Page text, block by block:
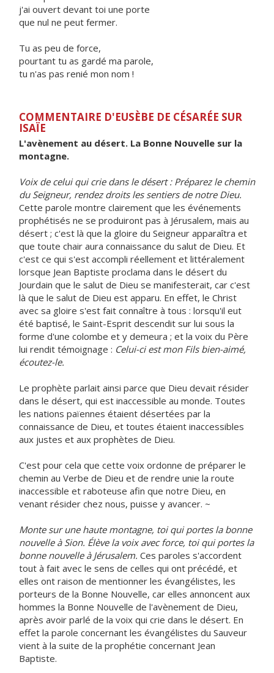
j'ai ouvert devant toi une porte
que nul ne peut fermer.
Tu as peu de force,
pourtant tu as gardé ma parole,
tu n'as pas renié mon nom !
COMMENTAIRE D'EUSÈBE DE CÉSARÉE SUR
ISAÏE
L'avènement au désert. La Bonne Nouvelle sur la
montagne.
Voix de celui qui crie dans le désert : Préparez le chemin
du Seigneur, rendez droits les sentiers de notre Dieu.
Cette parole montre clairement que les événements
prophétisés ne se produiront pas à Jérusalem, mais au
désert ; c'est là que la gloire du Seigneur apparaîtra et
que toute chair aura connaissance du salut de Dieu. Et
c'est ce qui s'est accompli réellement et littéralement
lorsque Jean Baptiste proclama dans le désert du
Jourdain que le salut de Dieu se manifesterait, car c'est
là que le salut de Dieu est apparu. En effet, le Christ
avec sa gloire s'est fait connaître à tous : lorsqu'il eut
été baptisé, le Saint-Esprit descendit sur lui sous la
forme d'une colombe et y demeura ; et la voix du Père
lui rendit témoignage : Celui-ci est mon Fils bien-aimé,
écoutez-le.
Le prophète parlait ainsi parce que Dieu devait résider
dans le désert, qui est inaccessible au monde. Toutes
les nations païennes étaient désertées par la
connaissance de Dieu, et toutes étaient inaccessibles
aux justes et aux prophètes de Dieu.
C'est pour cela que cette voix ordonne de préparer le
chemin au Verbe de Dieu et de rendre unie la route
inaccessible et raboteuse afin que notre Dieu, en
venant résider chez nous, puisse y avancer. ~
Monte sur une haute montagne, toi qui portes la bonne
nouvelle à Sion. Élève la voix avec force, toi qui portes la
bonne nouvelle à Jérusalem. Ces paroles s'accordent
tout à fait avec le sens de celles qui ont précédé, et
elles ont raison de mentionner les évangélistes, les
porteurs de la Bonne Nouvelle, car elles annoncent aux
hommes la Bonne Nouvelle de l'avènement de Dieu,
après avoir parlé de la voix qui crie dans le désert. En
effet la parole concernant les évangélistes du Sauveur
vient à la suite de la prophétie concernant Jean
Baptiste.